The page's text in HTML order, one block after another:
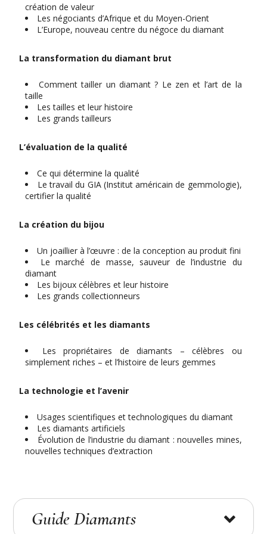
création de valeur
Les négociants d’Afrique et du Moyen-Orient
L’Europe, nouveau centre du négoce du diamant
La transformation du diamant brut
Comment tailler un diamant ? Le zen et l’art de la
taille
Les tailles et leur histoire
Les grands tailleurs
L’évaluation de la qualité
Ce qui détermine la qualité
Le travail du GIA (Institut américain de gemmologie),
certifier la qualité
La création du bijou
Un joaillier à l’œuvre : de la conception au produit fini
Le marché de masse, sauveur de l’industrie du
diamant
Les bijoux célèbres et leur histoire
Les grands collectionneurs
Les célébrités et les diamants
Les propriétaires de diamants – célèbres ou
simplement riches – et l’histoire de leurs gemmes
La technologie et l’avenir
Usages scientifiques et technologiques du diamant
Les diamants artificiels
Évolution de l’industrie du diamant : nouvelles mines,
nouvelles techniques d’extraction
Guide Diamants